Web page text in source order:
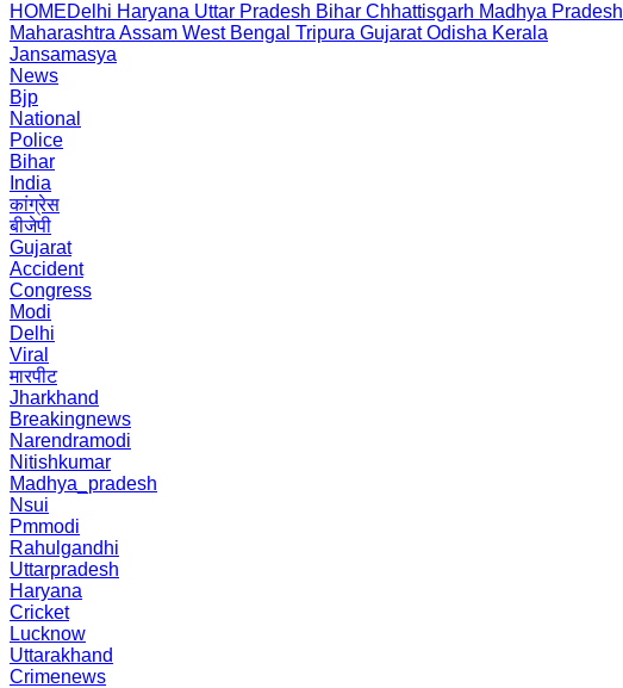
HOMEDelhi Haryana Uttar Pradesh Bihar Chhattisgarh Madhya Pradesh
Maharashtra Assam West Bengal Tripura Gujarat Odisha Kerala
Jansamasya
News
Bjp
National
Police
Bihar
India
कांग्रेस
बीजेपी
Gujarat
Accident
Congress
Modi
Delhi
Viral
मारपीट
Jharkhand
Breakingnews
Narendramodi
Nitishkumar
Madhya_pradesh
Nsui
Pmmodi
Rahulgandhi
Uttarpradesh
Haryana
Cricket
Lucknow
Uttarakhand
Crimenews